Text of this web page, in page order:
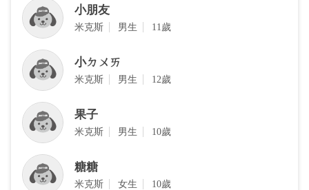
小朋友
米克斯 男生 11歲
小ㄉㄨㄞ
米克斯 男生 12歲
果子
米克斯 男生 10歲
糖糖
米克斯 女生 10歲